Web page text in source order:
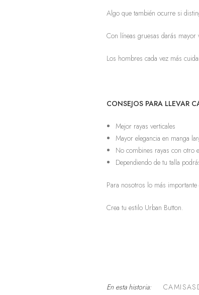
Algo que también ocurre si
Con líneas gruesas darás
Los hombres cada vez más
CONSEJOS PARA LLEVAR
Mejor rayas verticales
Mayor elegancia en manga
No combines rayas con otro
Dependiendo de tu talla
Para nosotros lo más
Crea tu estilo Urban Button.
En esta historia: